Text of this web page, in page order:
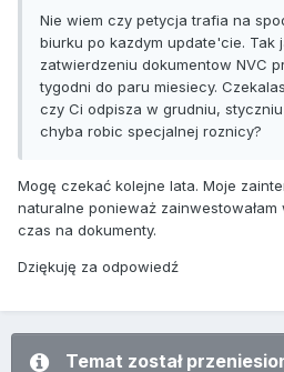
Nie wiem czy petycja trafia na
biurku po kazdym update'cie. Tak
zatwierdzeniu dokumentow NVC
tygodni do paru miesiecy.
czy Ci odpisza w grudniu,
chyba robic specjalnej roznicy?
Mogę czekać kolejne lata. Moje
naturalne ponieważ
czas na dokumenty.
Dziękuję za odpowiedź
Temat został